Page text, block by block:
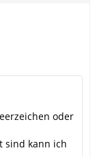
oder
sind kann ich